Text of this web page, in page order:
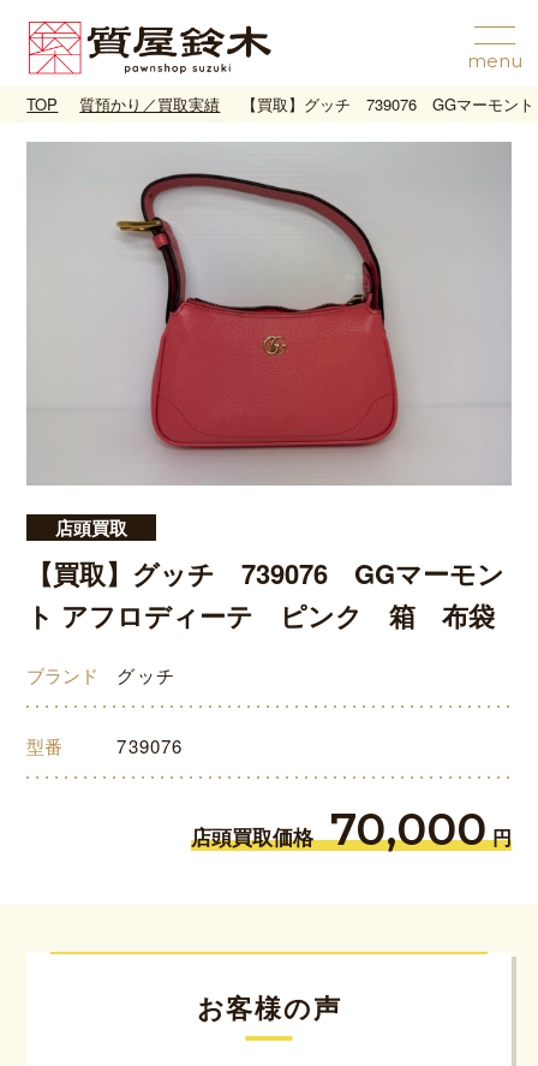
TOP 質預かり／買取実績 【買取】グッチ 739076 GGマーモ
店頭買取
【買取】グッチ 739076 GGマーモン
ト アフロディーテ ピンク 箱 布袋
ブランド グッチ
型番 739076
店頭買取価格 70,000 円
お客様の声